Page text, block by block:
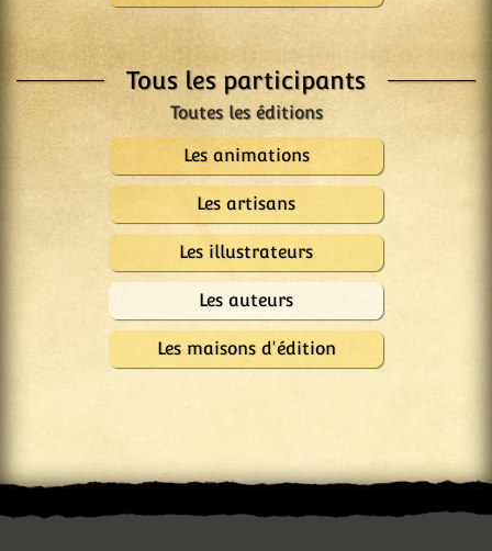
Tous les participants
Les animations
Les artisans
Les illustrateurs
Les auteurs
Les maisons d'édition